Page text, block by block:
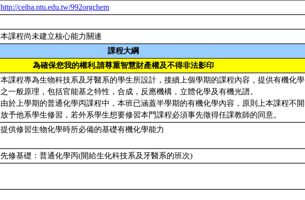
http://ceiba.ntu.edu.tw/992orgchem
本課程尚未建立核心能力關連
課程大綱
為確保您我的權利,請尊重智慧財產權及不得非法影印
本課程專為生物科技系及牙醫系的學生所設計，接續上個學期的課程內容，提供有機化學
之一般原理，包括官能基之特性，合成，反應機構，立體化學及有機光譜。
由於上學期的普通化學丙課程中，本班已涵蓋半學期的有機化學內容，原則上本課程不開
放予他系學生修習，若外系學生想要修習本門課程必須事先徵得任課教師的同意。
提供修習生物化學時所必備的基礎有機化學能力
先修基礎：普通化學丙(開給生化科技系及牙醫系的班次)